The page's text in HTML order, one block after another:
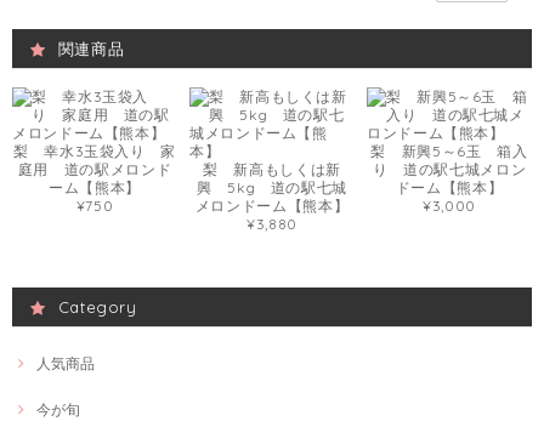
関連商品
梨 幸水3玉袋入り 家
庭用 道の駅メロンド
ーム【熊本】
¥750
梨 新高もしくは新
興 5kg 道の駅七城
メロンドーム【熊本】
¥3,880
梨 新興5～6玉 箱入
り 道の駅七城メロン
ドーム【熊本】
¥3,000
Category
人気商品
今が旬